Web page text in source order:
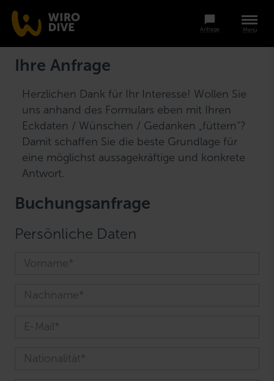
Menü
Anfrage
Ihre Anfrage
Herzlichen Dank für Ihr Interesse! Wollen Sie
uns anhand des Formulars eben mit Ihren
Eckdaten / Wünschen / Gedanken „füttern“?
Damit schaffen Sie die beste Grundlage für
eine möglichst aussagekräftige und konkrete
Antwort.
Buchungsanfrage
Persönliche Daten